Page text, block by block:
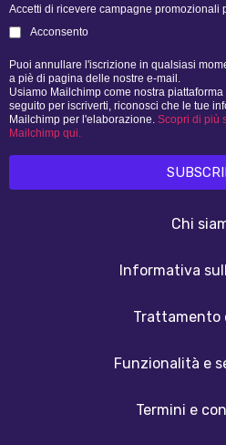
Accetti di ricevere campagne promozionali
Acconsento
Puoi annullare l'iscrizione in qualsiasi
a piè di pagina delle nostre e-mail.
Usiamo Mailchimp come nostra
seguito per iscriverti, riconosci che le tue
Mailchimp per l'elaborazione. Scopri di più
Mailchimp qui.
Chi
Informativa
Trattamento
Funzionalità e
Termini e